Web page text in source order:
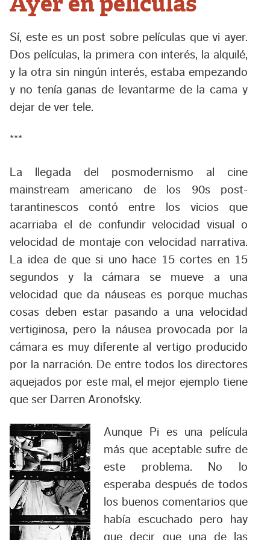
Sí, este es un post sobre películas que vi ayer.
Dos películas, la primera con interés, la alquilé,
y la otra sin ningún interés, estaba empezando
y no tenía ganas de levantarme de la cama y
dejar de ver tele.
***
La llegada del posmodernismo al cine
mainstream americano de los 90s post-
tarantinescos contó entre los vicios que
acarriaba el de confundir velocidad visual o
velocidad de montaje con velocidad narrativa.
La idea de que si uno hace 15 cortes en 15
segundos y la cámara se mueve a una
velocidad que da náuseas es porque muchas
cosas deben estar pasando a una velocidad
vertiginosa, pero la náusea provocada por la
cámara es muy diferente al vertigo producido
por la narración. De entre todos los directores
aquejados por este mal, el mejor ejemplo tiene
que ser Darren Aronofsky.
Aunque Pi es una película
más que aceptable sufre de
este problema. No lo
esperaba después de todos
los buenos comentarios que
había escuchado pero hay
que decir que una de las